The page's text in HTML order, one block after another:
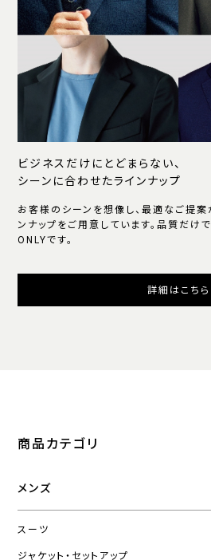
ビジネスだけにとどまらない、
シーンに合わせたラインナップ
お客様のシーンを想像し、最適なご提案
ンナップをご用意しています。品質だけ
ONLYです。
詳細はこちら
商品カテゴリ
メンズ
スーツ
ジャケット・セットアップ